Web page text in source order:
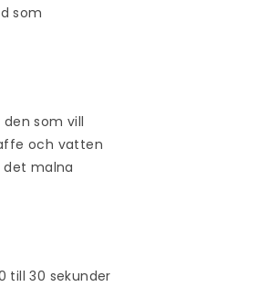
som
som vill
och vatten
malna
till 30 sekunder